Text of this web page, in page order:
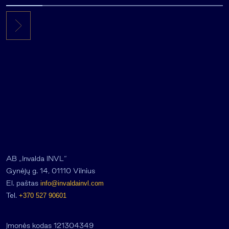
AB „Invalda INVL“
Gynėjų g. 14, 01110 Vilnius
El. paštas info@invaldainvl.com
Tel. +370 527 90601
Įmonės kodas 121304349